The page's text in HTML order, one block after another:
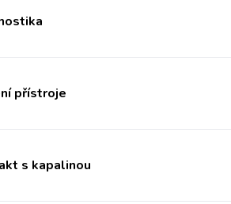
přístroje
s kapalinou